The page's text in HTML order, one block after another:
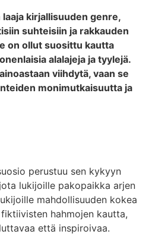
kirjallisuuden genre,
suhteisiin ja rakkauden
on ollut suosittu kautta
alalajeja ja tyylejä.
viihdytä, vaan se
monimutkaisuutta ja
perustuu sen kykyyn
lukijoille pakopaikka arjen
mahdollisuuden kokea
hahmojen kautta,
että inspiroivaa.